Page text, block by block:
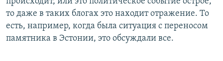
то даже в таких блогах это находит отражение. То
есть, например, когда была ситуация с переносом
памятника в Эстонии, это обсуждали все.